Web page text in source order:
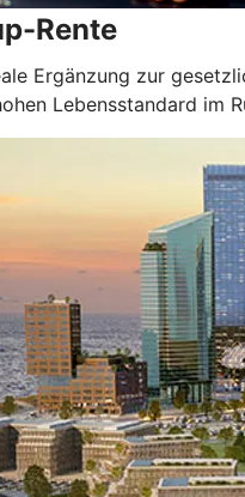
Rente
Ergänzung zur
Lebensstandard im